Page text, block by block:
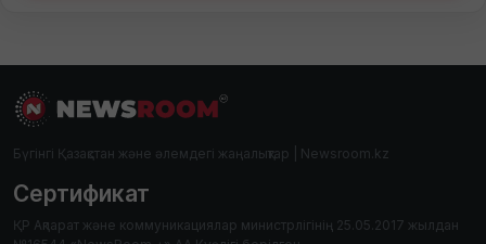
Бүгінгі Қазақстан және әлемдегі жаңалықтар | Newsroom.kz
Сертификат
ҚР Ақпарат және коммуникациялар министрлігінің 25.05.2017 жылдан